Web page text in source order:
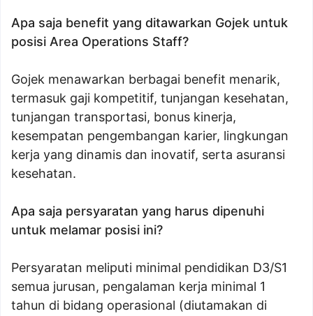
Apa saja benefit yang ditawarkan Gojek untuk
posisi Area Operations Staff?
Gojek menawarkan berbagai benefit menarik,
termasuk gaji kompetitif, tunjangan kesehatan,
tunjangan transportasi, bonus kinerja,
kesempatan pengembangan karier, lingkungan
kerja yang dinamis dan inovatif, serta asuransi
kesehatan.
Apa saja persyaratan yang harus dipenuhi
untuk melamar posisi ini?
Persyaratan meliputi minimal pendidikan D3/S1
semua jurusan, pengalaman kerja minimal 1
tahun di bidang operasional (diutamakan di